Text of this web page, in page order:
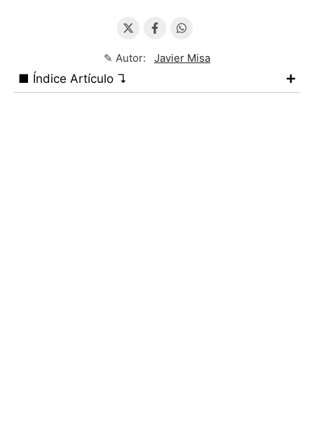
✎ Autor: Javier Misa
■ Índice Artículo ↴